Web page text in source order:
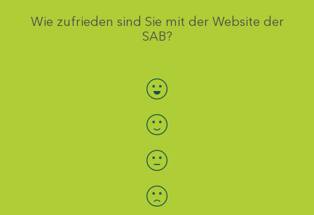
Wie zufrieden sind Sie mit der Website der
SAB?
Bewertung auswählen